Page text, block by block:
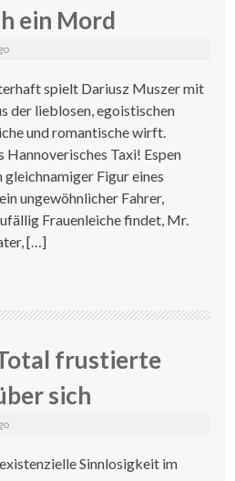
ein Mord
spielt Dariusz Muszer mit
der lieblosen, egoistischen
und romantische wirft.
Hannoverisches Taxi! Espen
gleichnamiger Figur eines
ungewöhnlicher Fahrer,
Frauenleiche findet, Mr.
[…]
frustierte
sich
Sinnlosigkeit im